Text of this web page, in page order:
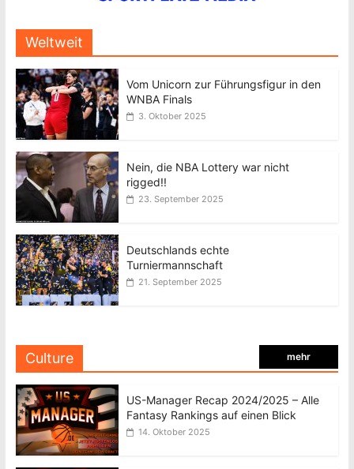
Weltweit
Vom Unicorn zur Führungsfigur in den
WNBA Finals
3. Oktober 2025
Nein, die NBA Lottery war nicht
rigged!!
23. September 2025
Deutschlands echte
Turniermannschaft
21. September 2025
Culture mehr
US-Manager Recap 2024/2025 – Alle
Fantasy Rankings auf einen Blick
14. Oktober 2025